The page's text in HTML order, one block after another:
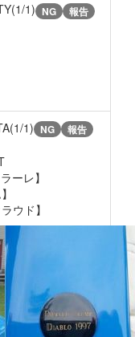
1) NG 報告
1) NG 報告
ーレ】
ウド】